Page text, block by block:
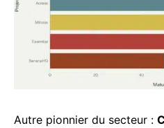
Autre pionnier du secteur :